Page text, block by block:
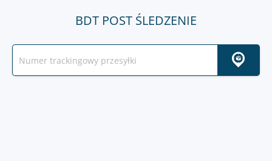
BDT POST ŚLEDZENIE